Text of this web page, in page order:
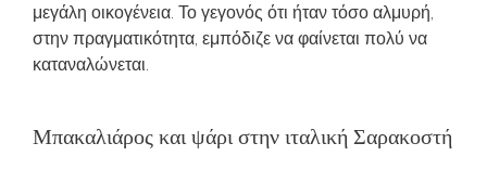
μεγάλη οικογένεια. Το γεγονός ότι ήταν τόσο αλμυρή,
στην πραγματικότητα, εμπόδιζε να φαίνεται πολύ να
καταναλώνεται.
Μπακαλιάρος και ψάρι στην ιταλική Σαρακοστή